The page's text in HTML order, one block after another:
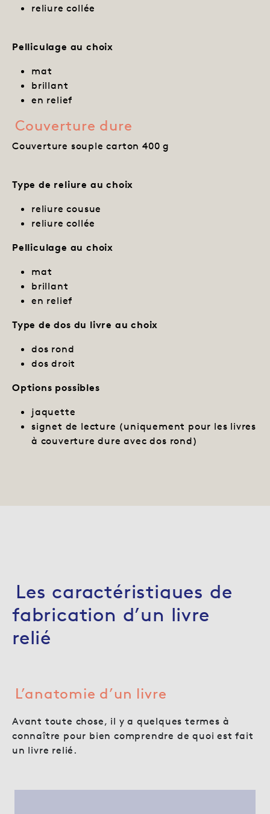
reliure collée
Pelliculage au choix
mat
brillant
en relief
Couverture dure
Couverture souple carton 400 g
Type de reliure au choix
reliure cousue
reliure collée
Pelliculage au choix
mat
brillant
en relief
Type de dos du livre au choix
dos rond
dos droit
Options possibles
jaquette
signet de lecture (uniquement pour les livres
à couverture dure avec dos rond)
Les caractéristiques de
fabrication d’un livre
relié
L’anatomie d’un livre
Avant toute chose, il y a quelques termes à
connaître pour bien comprendre de quoi est fait
un livre relié.